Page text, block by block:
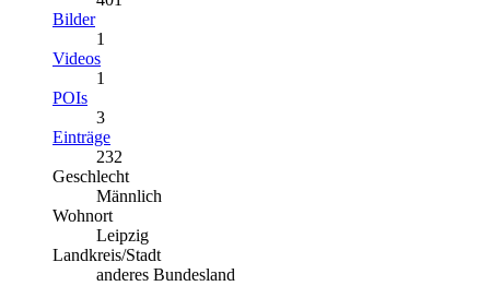
Bilder
1
Videos
1
POIs
3
Einträge
232
Geschlecht
Männlich
Wohnort
Leipzig
Landkreis/Stadt
anderes Bundesland